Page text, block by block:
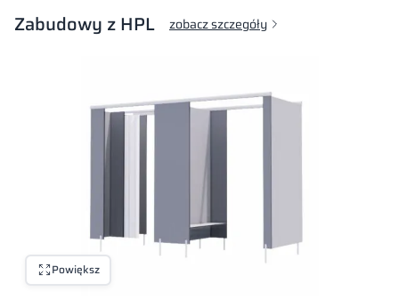
Zabudowy z HPL zobacz szczegóły
Powiększ